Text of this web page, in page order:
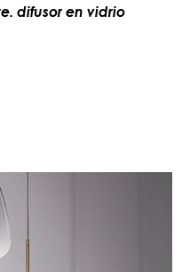
difusor en vidrio